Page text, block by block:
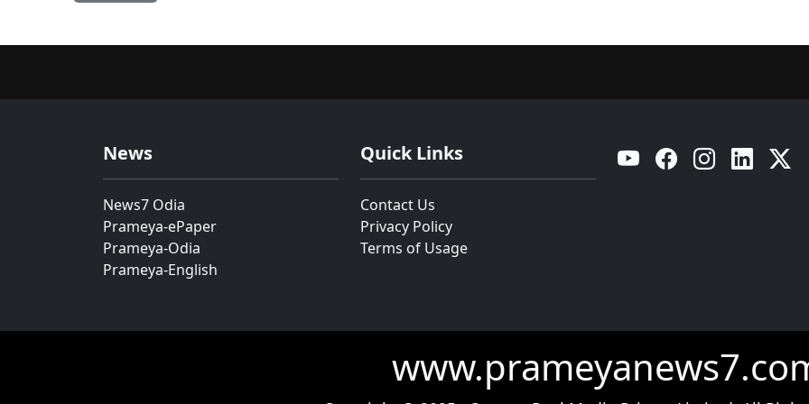
News
News7 Odia
Prameya-ePaper
Prameya-Odia
Prameya-English
Quick Links
Contact Us
Privacy Policy
Terms of Usage
YouTube Facebook Instagram